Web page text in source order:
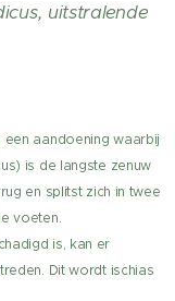
uitstralende
aandoening waarbij
is de langste zenuw
en splitst zich in twee
voeten.
is, kan er
Dit wordt ischias